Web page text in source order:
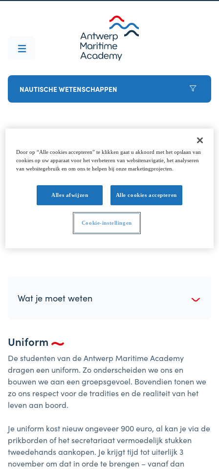
NAUTISCHE WETENSCHAPPEN
Voor je start
Besloten om ervoor te gaan? Welkom aan boord
(dat is de laatste woordspeling, beloofd). Om de
start helemaal vlekkeloos te laten verlopen, breng
je best deze puntjes vooraf in orde. Neem gerust
contact op met de studentenadministratie als je
Wat je moet weten
Uniform
De studenten van de Antwerp Maritime Academy
dragen een uniform. Zo onderscheiden we ons en
bouwen we aan een groepsgevoel. Bovendien tonen we
zo ons respect voor de tradities en de realiteit van het
leven aan boord.
Je uniform kost nieuw ongeveer 900 euro, al kan je via de
prikborden of het secretariaat vermoedelijk stukken
tweedehands aankopen. Je krijgt tijd tot uiterlijk 3
november om dat in orde te brengen – vanaf dan
Door op “Alle cookies accepteren” te klikken gaat u akkoord met het opslaan van
cookies op uw apparaat voor het verbeteren van websitenavigatie, het analyseren
van websitegebruik en om ons te helpen bij onze marketingprojecten.
Alles afwijzen Alle cookies accepteren
Cookie-instellingen